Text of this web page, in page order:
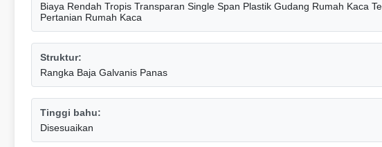
Biaya Rendah Tropis Transparan Single Span Plastik Gudang Rumah Kaca
Pertanian Rumah Kaca
Struktur:
Rangka Baja Galvanis Panas
Tinggi bahu:
Disesuaikan